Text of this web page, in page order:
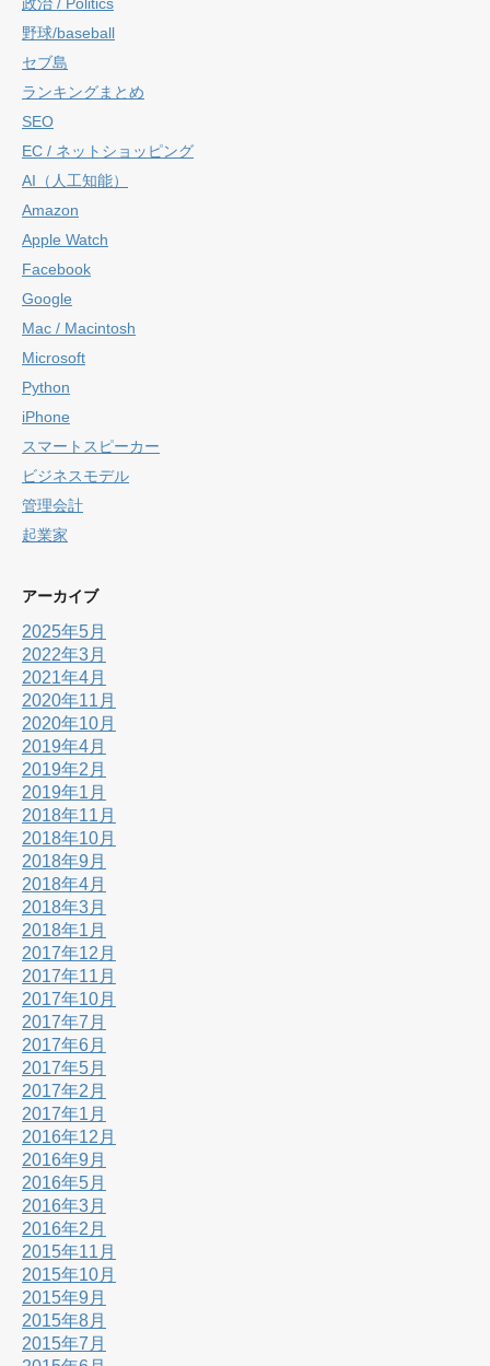
野球/baseball
セブ島
ランキングまとめ
SEO
EC / ネットショッピング
AI（人工知能）
Amazon
Apple Watch
Facebook
Google
Mac / Macintosh
Microsoft
Python
iPhone
スマートスピーカー
ビジネスモデル
管理会計
起業家
アーカイブ
2025年5月
2022年3月
2021年4月
2020年11月
2020年10月
2019年4月
2019年2月
2019年1月
2018年11月
2018年10月
2018年9月
2018年4月
2018年3月
2018年1月
2017年12月
2017年11月
2017年10月
2017年7月
2017年6月
2017年5月
2017年2月
2017年1月
2016年12月
2016年9月
2016年5月
2016年3月
2016年2月
2015年11月
2015年10月
2015年9月
2015年8月
2015年7月